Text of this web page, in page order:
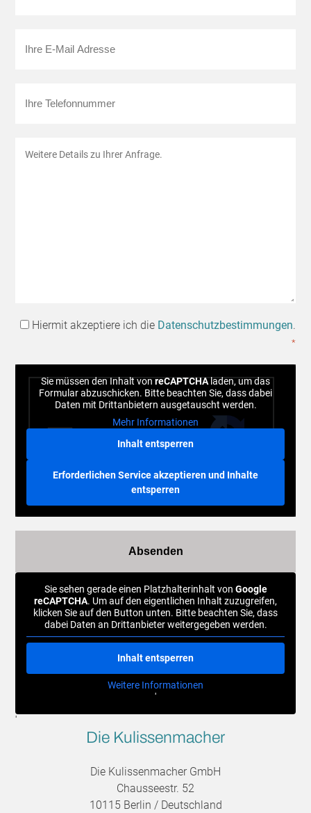
Die Kulissenmacher
Die Kulissenmacher GmbH
Chausseestr. 52
10115 Berlin / Deutschland
Mail
Anfrage
Sie müssen den Inhalt vonreCAPTCHAladen, um das
Formular abzuschicken. Bitte beachten Sie, dass dabei
Daten mit Drittanbietern ausgetauscht werden.
Mehr Informationen
Inhalt entsperren
Erforderlichen Service akzeptieren und Inhalte
entsperren
Hiermit akzeptiere ich die Datenschutzbestimmungen.
*
Sie sehen gerade einen Platzhalterinhalt von Google
reCAPTCHA. Um auf den eigentlichen Inhalt zuzugreifen,
klicken Sie auf den Button unten. Bitte beachten Sie, dass
dabei Daten an Drittanbieter weitergegeben werden.
Inhalt entsperren
Weitere Informationen
'
'